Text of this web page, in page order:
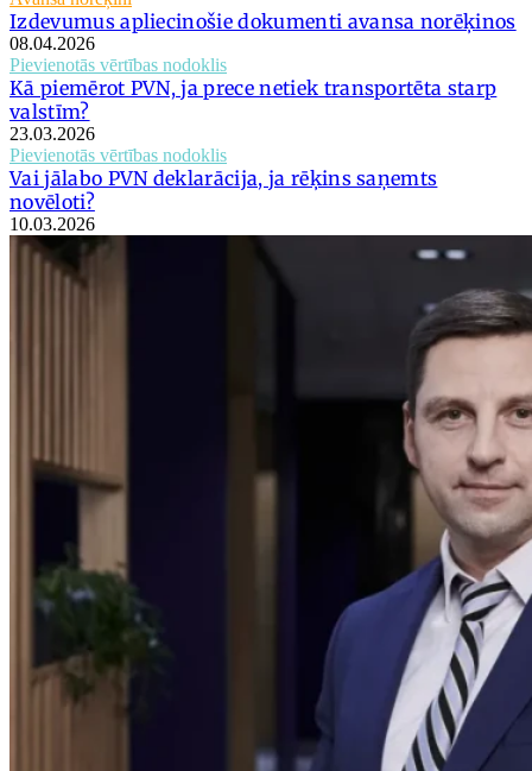
Izdevumus apliecinošie dokumenti avansa norēķinos
08.04.2026
Pievienotās vērtības nodoklis
Kā piemērot PVN, ja prece netiek transportēta starp
valstīm?
23.03.2026
Pievienotās vērtības nodoklis
Vai jālabo PVN deklarācija, ja rēķins saņemts
novēloti?
10.03.2026